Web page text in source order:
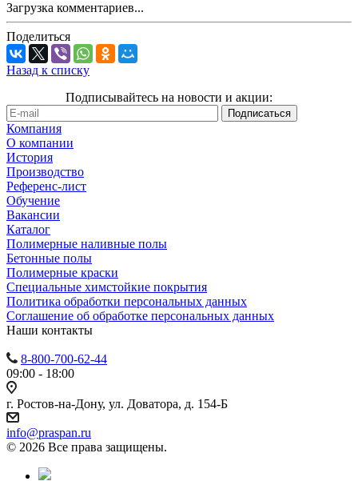
Загрузка комментариев...
Поделиться
Назад к списку
Подписывайтесь на новости и акции:
Компания
О компании
История
Производство
Референс-лист
Обучение
Вакансии
Каталог
Полимерные наливные полы
Бетонные полы
Полимерные краски
Специальные химстойкие покрытия
Политика обработки персональных данных
Cоглашение об обработке персональных данных
Наши контакты
8-800-700-62-44
09:00 - 18:00
г. Ростов-на-Дону, ул. Доватора, д. 154-Б
info@praspan.ru
© 2026 Все права защищены.